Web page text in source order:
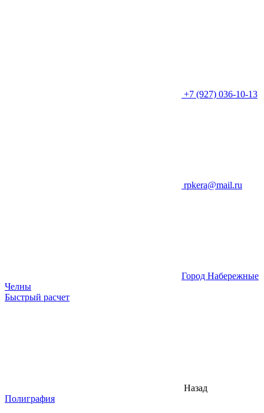
+7 (927) 036-10-13
rpkera@mail.ru
Город Набережные
Челны
Быстрый расчет
Назад
Полиграфия